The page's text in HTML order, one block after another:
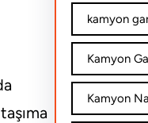
kamyon
Kamyon
Kamyon